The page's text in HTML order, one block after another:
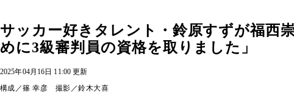
サッカー好きタレント・鈴原すずが福西
めに3級審判員の資格を取りました」
2025年04月16日 11:00 更新
構成／篠 幸彦 撮影／鈴木大喜